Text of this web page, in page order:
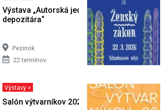
Výstava „Autorská jednohubka z
depozitára“
Pezinok
22 termínov
Výstavy >
Salón výtvarníkov 2026